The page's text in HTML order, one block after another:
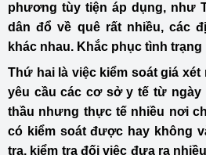
phương tùy tiện áp dụng, như
dân đổ về quê rất nhiều, các
khác nhau. Khắc phục tình
Thứ hai là việc kiểm soát giá xét
yêu cầu các cơ sở y tế từ ngày
thầu nhưng thực tế nhiều nơi
có kiểm soát được hay không
tra, kiểm tra đối việc đưa ra